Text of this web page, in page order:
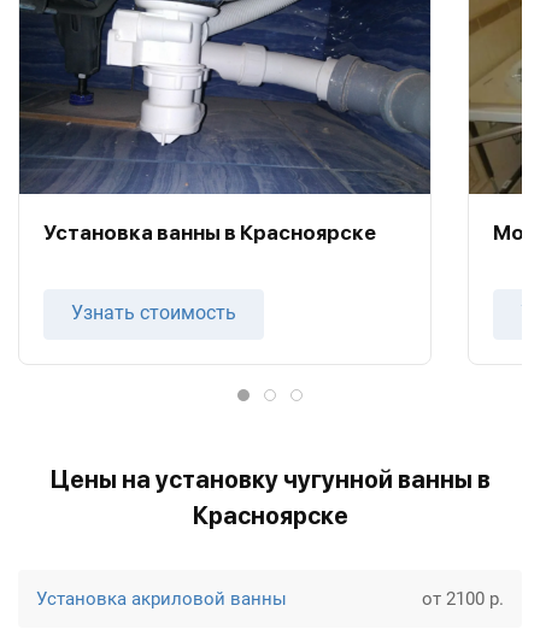
Установка ванны в Красноярске
Узнать стоимость
Цены на установку чугунной ванны в
Красноярске
Установка акриловой ванны от 2100 р.